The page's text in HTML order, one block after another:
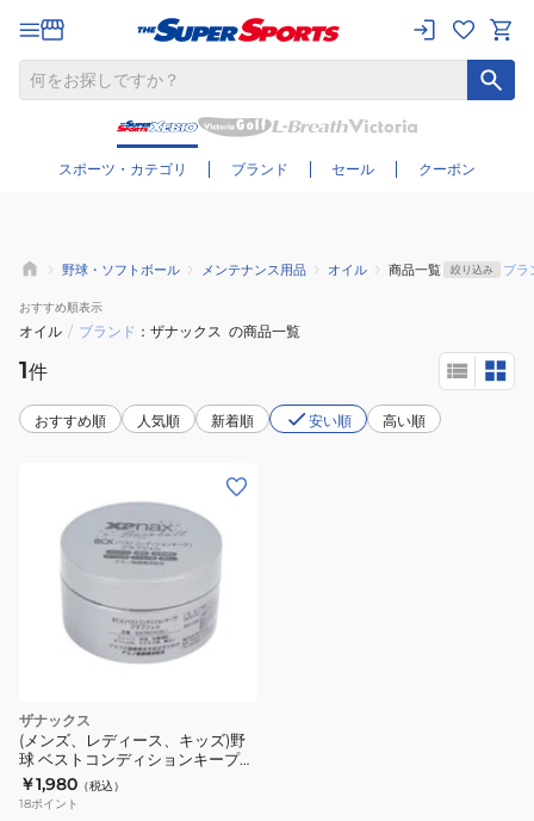
スポーツ・カテゴリ ブランド セール クーポン
さらに絞り込む
野球・ソフトボール メンテナンス用品 オイル 商品一覧 絞り込み ブラ
おすすめ順表示
オイル / ブランド ザナックス の商品一覧
1件
おすすめ順 人気順 新着順 安い順 高い順
ザナックス
(メンズ、レディース、キッズ)野
球 ベストコンディションキープ
オイル グラブジェル
BAOBCKGEL1
￥1,980 （税込）
18ポイント